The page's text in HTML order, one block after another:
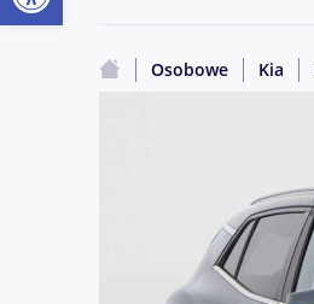
Osobowe Kia